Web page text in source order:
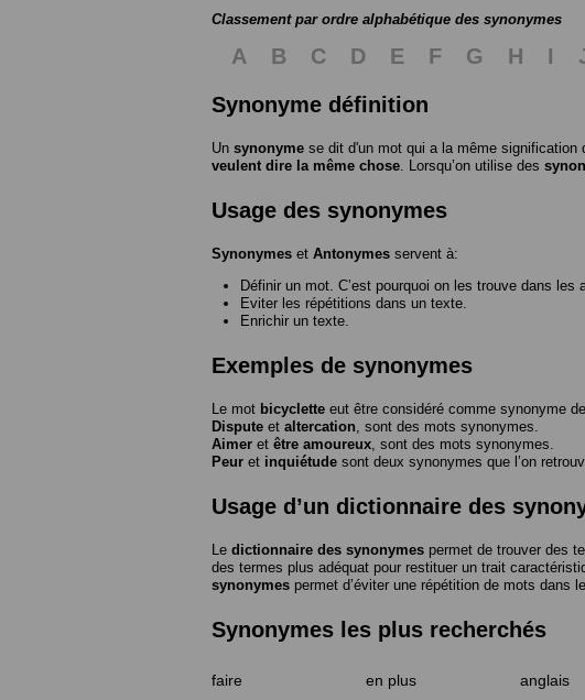
Classement par ordre alphabétique des synonymes
A B C D E F G H I
Synonyme définition
Un synonyme se dit d'un mot qui a la même signification
veulent dire la même chose . Lorsqu’on utilise des
Usage des synonymes
Synonymes et Antonymes servent à:
Définir un mot. C’est pourquoi on les trouve dans les
Eviter les répétitions dans un texte.
Enrichir un texte.
Exemples de synonymes
Le mot bicyclette eut être considéré comme synonyme de
Dispute et altercation , sont des mots synonymes.
Aimer et être amoureux , sont des mots synonymes.
Peur et inquiétude sont deux synonymes que l’on
Usage d’un dictionnaire des
Le dictionnaire des synonymes permet de trouver des
des termes plus adéquat pour restituer un trait
synonymes permet d’éviter une répétition de mots dans
Synonymes les plus recherchés
faire en plus anglais